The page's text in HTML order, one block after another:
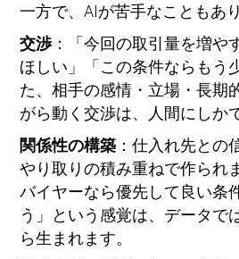
一方で、AIが苦手なこともあ
交渉：「今回の取引量を増や
ほしい」「この条件ならもう
た、相手の感情・立場・長期
がら動く交渉は、人間にしか
関係性の構築 ：仕入れ先との
やり取りの積み重ねで作られ
バイヤーなら優先して良い条
う」という感覚は、データで
ら生まれます。